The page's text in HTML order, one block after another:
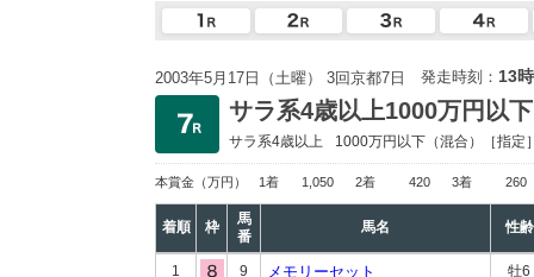
2003年5月17日（土曜） 3回京都7日 発走時刻： 13
サラ系4歳以上1000万円以下
サラ系4歳以上 1000万円以下 （混合）［指定
本賞金 （万円） 1着 1,050 2着 420 3着 260
着順 枠
馬
番
馬名 性齢
1 9 メモリーセット 牡6